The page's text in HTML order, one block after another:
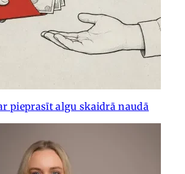
pieprasīt algu skaidrā naudā